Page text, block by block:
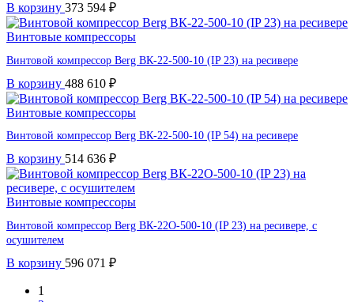
В корзину 373 594 ₽
Винтовые компрессоры
Винтовой компрессор Berg ВК-22-500-10 (IP 23) на ресивере
В корзину 488 610 ₽
Винтовые компрессоры
Винтовой компрессор Berg ВК-22-500-10 (IP 54) на ресивере
В корзину 514 636 ₽
Винтовые компрессоры
Винтовой компрессор Berg ВК-22О-500-10 (IP 23) на ресивере, с
осушителем
В корзину 596 071 ₽
1